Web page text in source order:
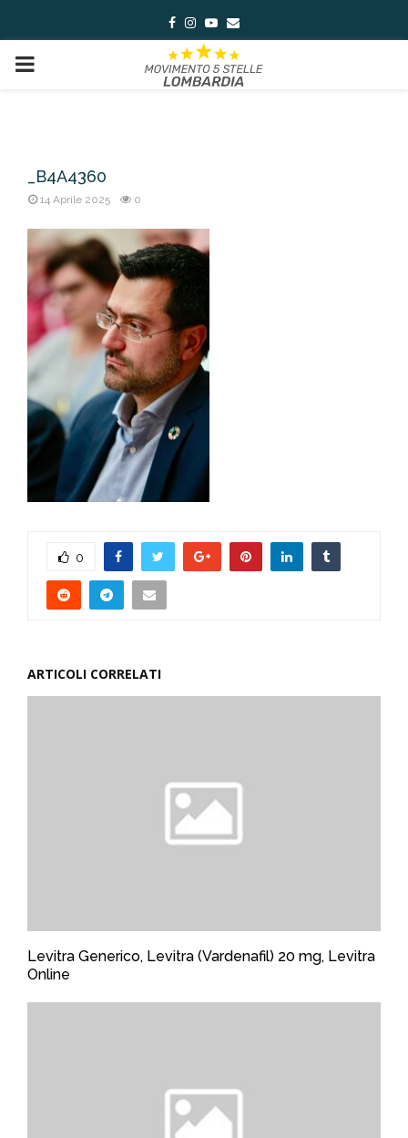
Facebook
Instagram
Youtube
Email
PRIMARY
_B4A4360
14 Aprile 2025 0
0
ARTICOLI CORRELATI
Levitra Generico, Levitra (Vardenafil) 20 mg, Levitra
Online